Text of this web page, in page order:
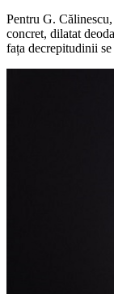
Pentru G.
concret, dilatat
fața decrepitudinii